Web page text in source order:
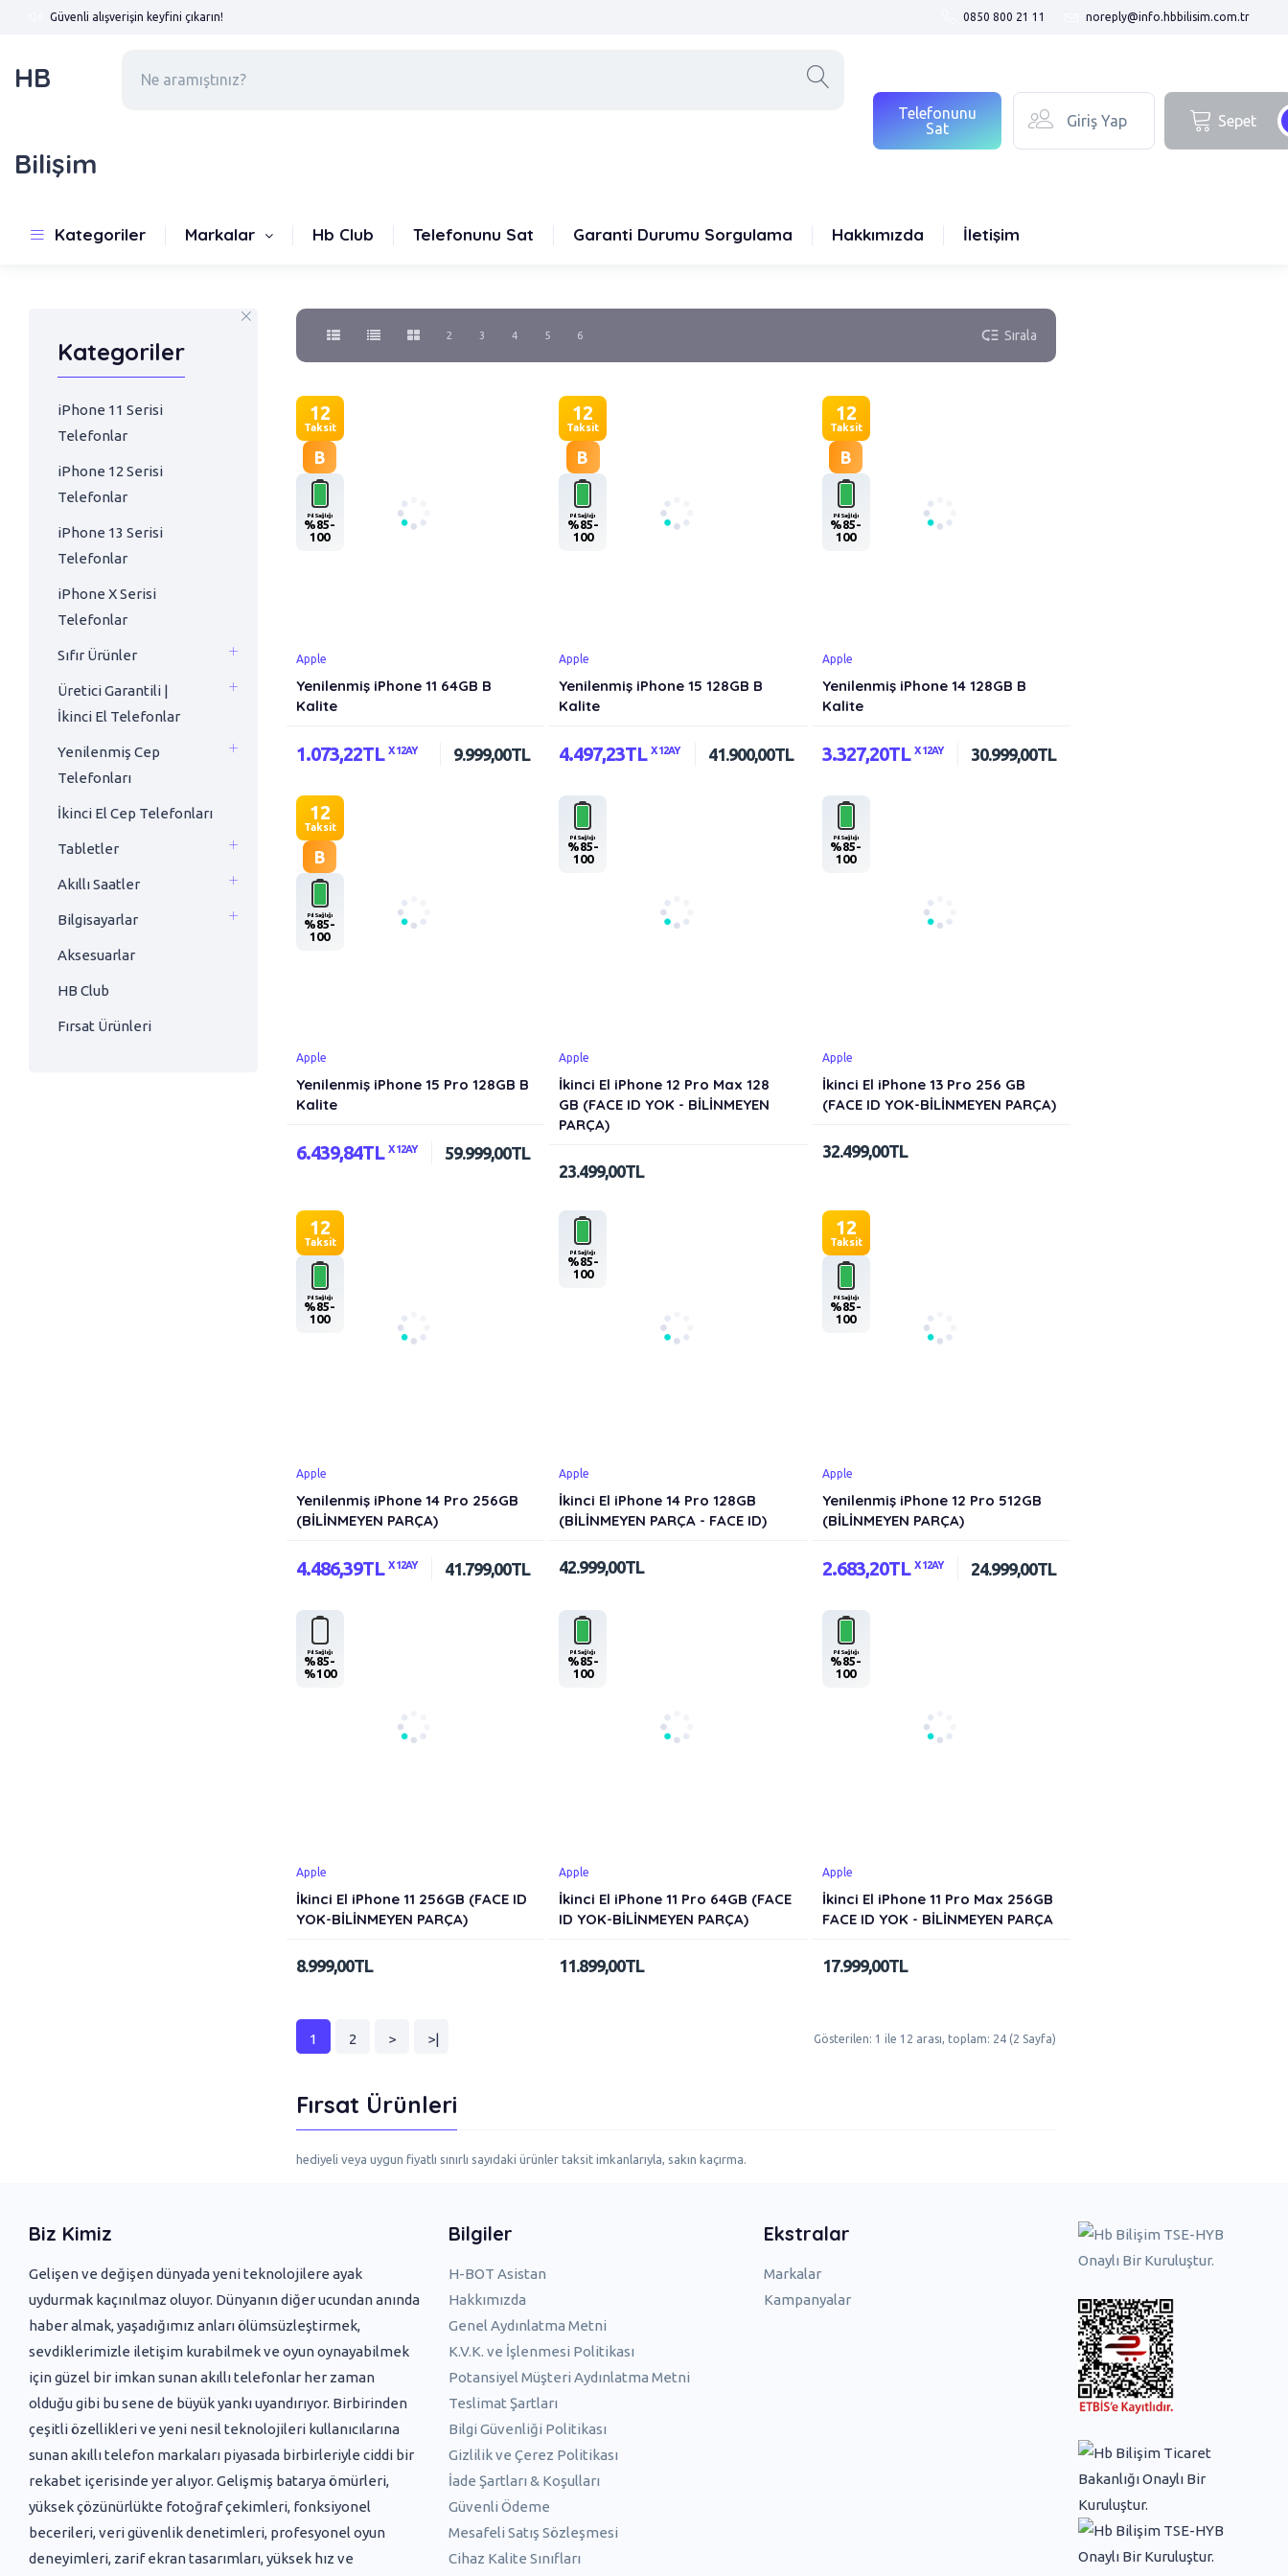
Güvenli alışverişin keyfini çıkarın! 0850 800 21 11 noreply@info.hbbilisim.com.tr
HB
Bilişim
Telefonunu
Sat
Giriş Yap Sepet
Kategoriler Markalar Hb Club Telefonunu Sat Garanti Durumu Sorgulama Hakkımızda İletişim
Kategoriler
iPhone 11 Serisi
Telefonlar
iPhone 12 Serisi
Telefonlar
iPhone 13 Serisi
Telefonlar
iPhone X Serisi
Telefonlar
Sıfır Ürünler
Üretici Garantili |
İkinci El Telefonlar
Yenilenmiş Cep
Telefonları
İkinci El Cep Telefonları
Tabletler
Akıllı Saatler
Bilgisayarlar
Aksesuarlar
HB Club
Fırsat Ürünleri
2 3 4 5 6 low_priority Sırala
12
Taksit
B
Pil Sağlığı
%85-
100
Apple
Yenilenmiş iPhone 11 64GB B
Kalite
1.073,22TL X 12AY 9.999,00TL
12
Taksit
B
Pil Sağlığı
%85-
100
Apple
Yenilenmiş iPhone 15 128GB B
Kalite
4.497,23TLX 12AY 41.900,00TL
12
Taksit
B
Pil Sağlığı
%85-
100
Apple
Yenilenmiş iPhone 14 128GB B
Kalite
3.327,20TL X 12AY 30.999,00TL
12
Taksit
B
Pil Sağlığı
%85-
100
Apple
Yenilenmiş iPhone 15 Pro 128GB B
Kalite
6.439,84TL X 12AY 59.999,00TL
Pil Sağlığı
%85-
100
Apple
İkinci El iPhone 12 Pro Max 128
GB (FACE ID YOK - BİLİNMEYEN
PARÇA)
23.499,00TL
Pil Sağlığı
%85-
100
Apple
İkinci El iPhone 13 Pro 256 GB
(FACE ID YOK-BİLİNMEYEN PARÇA)
32.499,00TL
12
Taksit
Pil Sağlığı
%85-
100
Apple
Yenilenmiş iPhone 14 Pro 256GB
(BİLİNMEYEN PARÇA)
4.486,39TL X 12AY 41.799,00TL
Pil Sağlığı
%85-
100
Apple
İkinci El iPhone 14 Pro 128GB
(BİLİNMEYEN PARÇA - FACE ID)
42.999,00TL
12
Taksit
Pil Sağlığı
%85-
100
Apple
Yenilenmiş iPhone 12 Pro 512GB
(BİLİNMEYEN PARÇA)
2.683,20TL X 12AY 24.999,00TL
Pil Sağlığı
%85-
%100
Apple
İkinci El iPhone 11 256GB (FACE ID
YOK-BİLİNMEYEN PARÇA)
8.999,00TL
Pil Sağlığı
%85-
100
Apple
İkinci El iPhone 11 Pro 64GB (FACE
ID YOK-BİLİNMEYEN PARÇA)
11.899,00TL
Pil Sağlığı
%85-
100
Apple
İkinci El iPhone 11 Pro Max 256GB
FACE ID YOK - BİLİNMEYEN PARÇA
17.999,00TL
1 2 > >| Gösterilen: 1 ile 12 arası, toplam: 24 (2 Sayfa)
Fırsat Ürünleri
hediyeli veya uygun fiyatlı sınırlı sayıdaki ürünler taksit imkanlarıyla, sakın kaçırma.
Biz Kimiz
Gelişen ve değişen dünyada yeni ‌teknolojilere ayak
uydurmak kaçınılmaz oluyor. Dünyanın diğer ucundan anında
haber almak, yaşadığımız anları ölümsüzleştirmek,
sevdiklerimizle iletişim kurabilmek ve oyun oynayabilmek
için güzel bir imkan sunan akıllı telefonlar her zaman
olduğu gibi bu sene de büyük yankı uyandırıyor. Birbirinden
çeşitli özellikleri ve yeni nesil teknolojileri kullanıcılarına
sunan akıllı telefon markaları piyasada birbirleriyle ciddi bir
rekabet içerisinde yer alıyor. Gelişmiş batarya ömürleri,
yüksek çözünürlükte fotoğraf çekimleri, fonksiyonel
becerileri, veri güvenlik denetimleri, profesyonel oyun
deneyimleri, zarif ekran tasarımları, yüksek hız ve
Bilgiler
H-BOT Asistan
Hakkımızda
Genel Aydınlatma Metni
K.V.K. ve İşlenmesi Politikası
Potansiyel Müşteri Aydınlatma Metni
Teslimat Şartları
Bilgi Güvenliği Politikası
Gizlilik ve Çerez Politikası
İade Şartları & Koşulları
Güvenli Ödeme
Mesafeli Satış Sözleşmesi
Cihaz Kalite Sınıfları
Ekstralar
Markalar
Kampanyalar